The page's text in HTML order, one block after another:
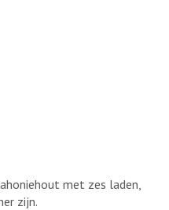
met zes laden,
zijn.